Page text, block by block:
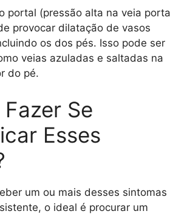
portal (pressão alta na veia porta
provocar dilatação de vasos
os dos pés. Isso pode ser
veias azuladas e saltadas na
do pé.
Se
Esses
um ou mais desses sintomas
o ideal é procurar um